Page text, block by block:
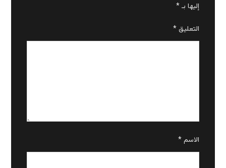
إليها بـ*
التعليق*
الاسم*